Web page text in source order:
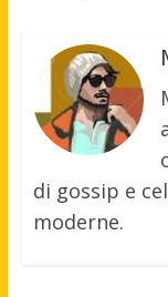
di gossip e
moderne.